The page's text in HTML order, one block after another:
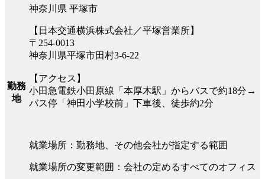
勤務
地
神奈川県 平塚市
【日本交通横浜株式会社／平塚営業所】
〒254-0013
神奈川県平塚市田村3-6-22
【アクセス】
小田急電鉄小田原線「本厚木駅」からバスで約18分→
バス停「神田小学校前」下車後、徒歩約2分
就業場所：勤務地、その他会社が指定する範囲
就業場所の変更範囲：会社の定めるすべてのオフィス